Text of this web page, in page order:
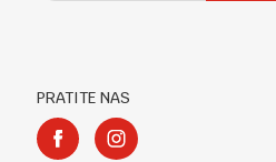
PRATITE NAS